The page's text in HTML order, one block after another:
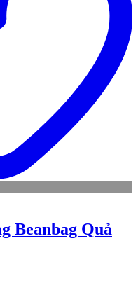
Beanbag Quả